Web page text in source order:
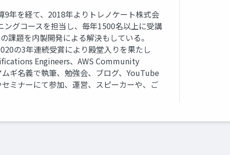
年を経て、2018年よりトレノケート株式会
グコースを担当し、毎年1500名以上に受講
課題を内製開発による解決もしている。
の3年連続受賞により殿堂入りを果たし
Engineers、AWS Community
ギ名義で執筆、勉強会、ブログ、YouTube
ミナーにて参加、運営、スピーカーや、ご